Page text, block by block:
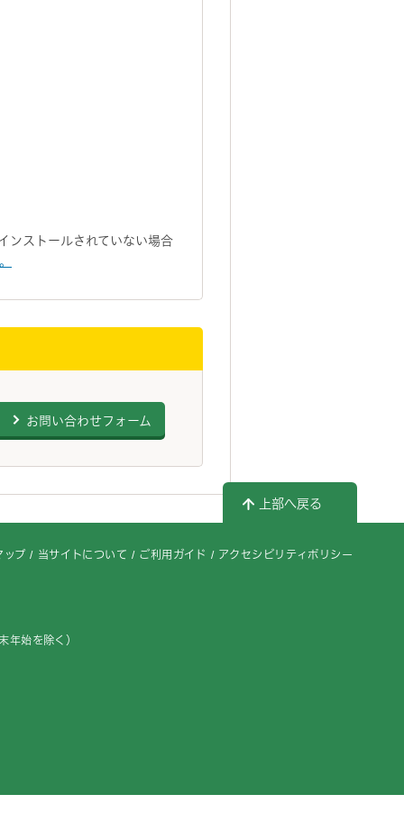
ンストールされていない場合
お問い合わせフォーム
上部へ戻る
ップ 当サイトについて ご利用ガイド アクセシビリティポリシー
年始を除く）